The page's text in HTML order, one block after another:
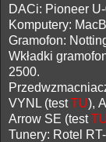
DACi: Pioneer
Komputery:
Gramofon:
Wkładki
2500.
VYNL (testTU),
Arrow SE (test
Tunery: Rotel